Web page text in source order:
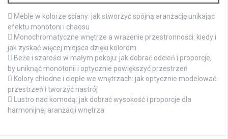
Meble w kolorze ściany: jak stworzyć spójną aranżację unikając
efektu monotoni i chaosu
Monochromatyczne wnętrze a wrażenie przestronności: kiedy i
jak zyskać więcej miejsca dzięki kolorom
Beże i szarości w małym pokoju: jak dobrać odcień i proporcje,
by uniknąć monotonii i optycznie powiększyć przestrzeń
Kolory chłodne i ciepłe we wnętrzach: jak optycznie modelować
przestrzeń i tworzyć nastrój
Lustro nad komodą: jak dobrać wysokość i proporcje dla
harmonijnej aranżacji wnętrza